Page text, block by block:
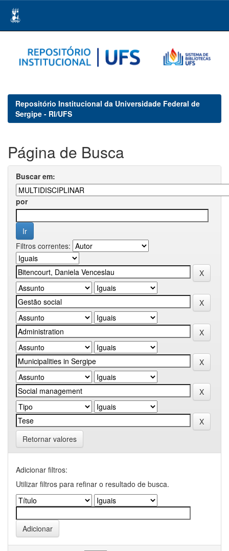
navigation
Repositório Institucional da Universidade Federal de
Sergipe - RI/UFS
Página de Busca
Buscar em:
por
Filtros correntes:
Retornar valores
Adicionar filtros:
Utilizar filtros para refinar o resultado de busca.